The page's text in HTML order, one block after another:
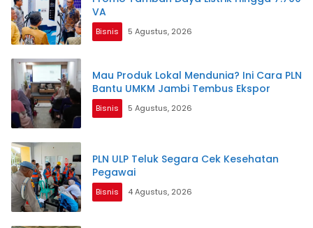
VA
Bisnis 5 Agustus, 2026
Mau Produk Lokal Mendunia? Ini Cara PLN
Bantu UMKM Jambi Tembus Ekspor
Bisnis 5 Agustus, 2026
PLN ULP Teluk Segara Cek Kesehatan
Pegawai
Bisnis 4 Agustus, 2026